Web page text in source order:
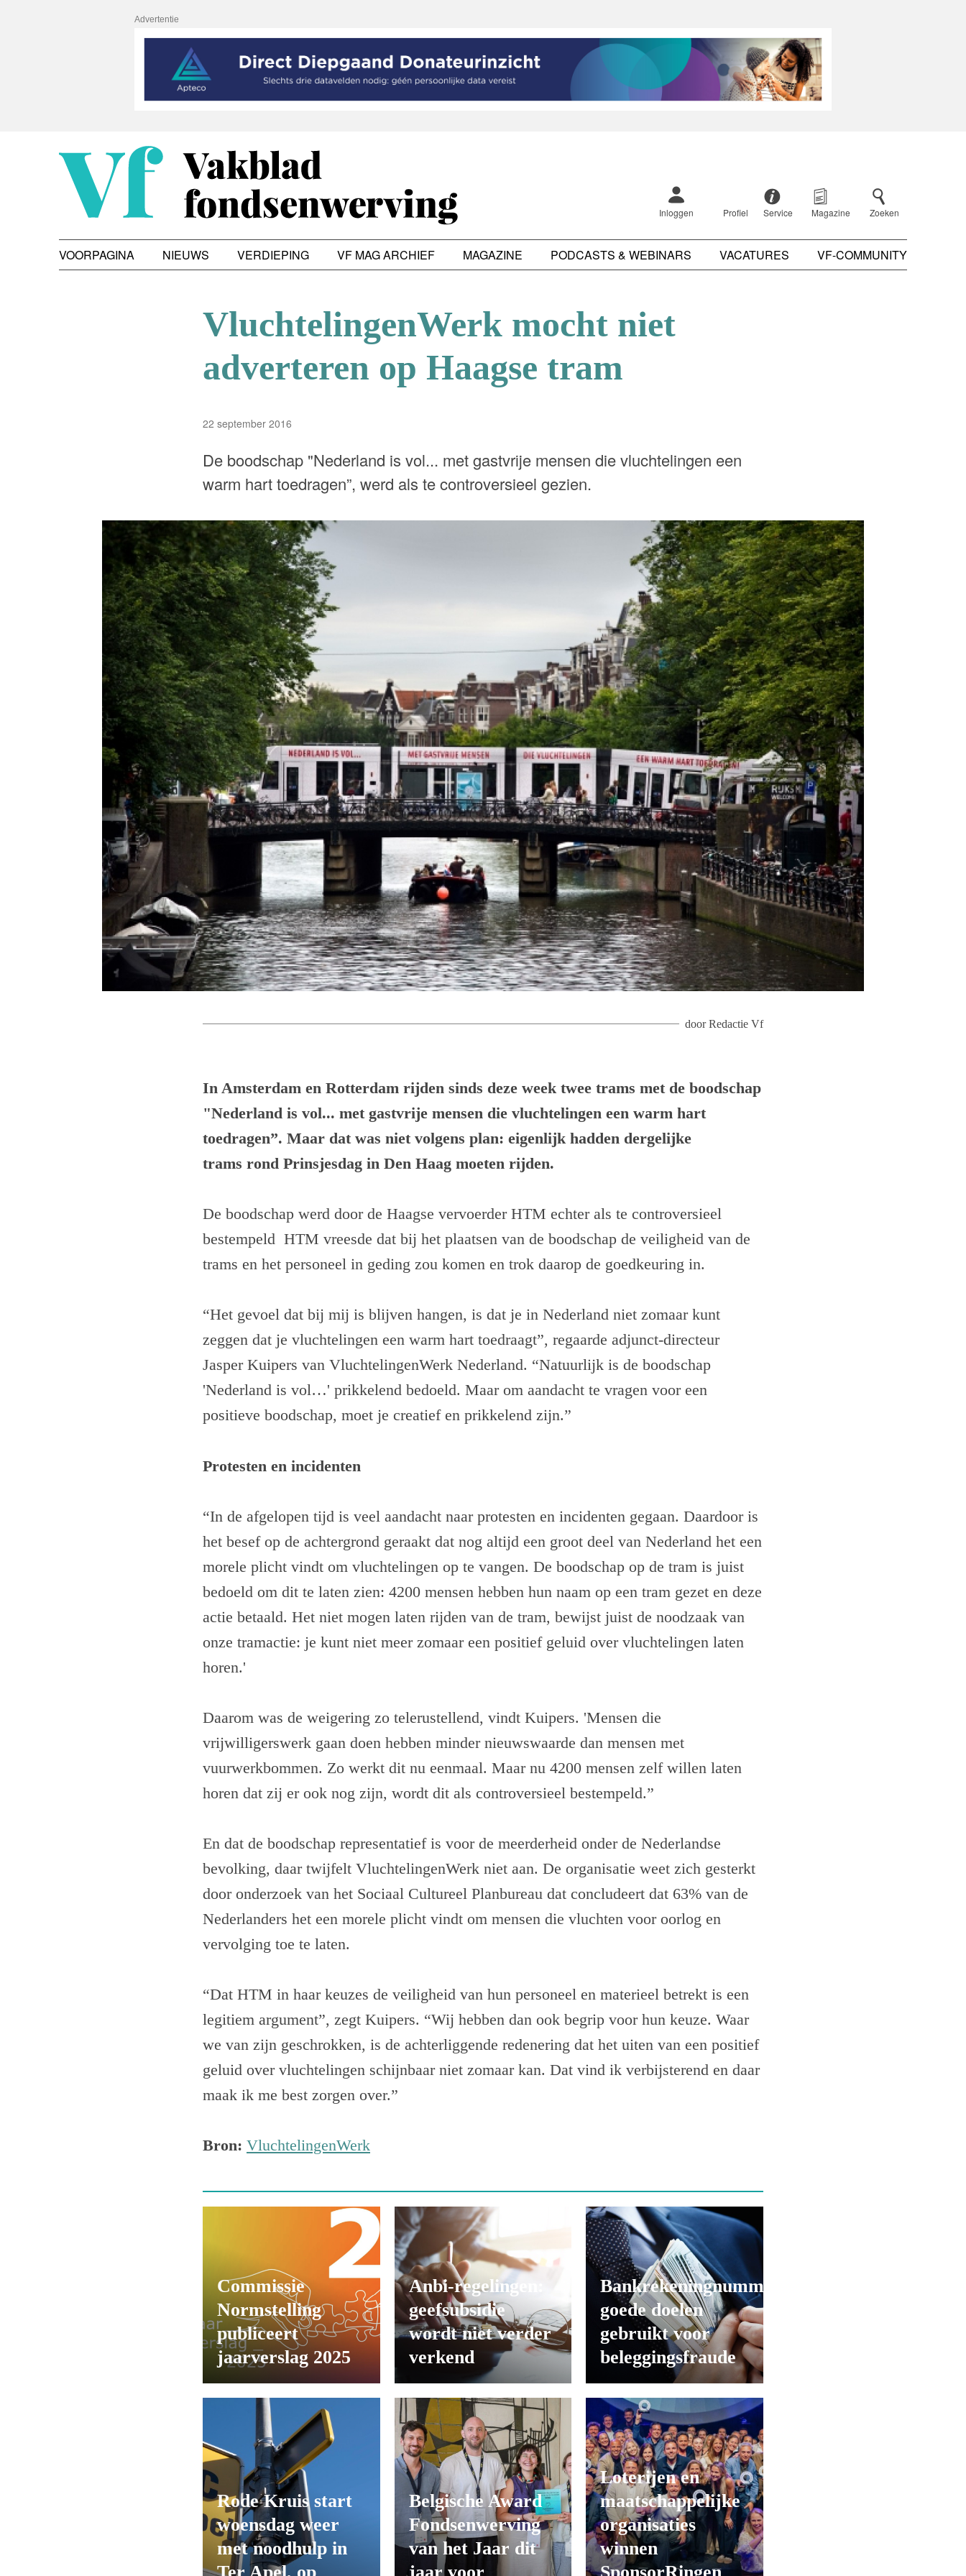
Advertentie
Inloggen Profiel Service Magazine Zoeken
VOORPAGINA NIEUWS VERDIEPING VF MAG ARCHIEF MAGAZINE PODCASTS & WEBINARS VACATURES VF-COMMUNITY
VluchtelingenWerk mocht niet
adverteren op Haagse tram
22 september 2016
De boodschap "Nederland is vol... met gastvrije mensen die vluchtelingen een
warm hart toedragen”, werd als te controversieel gezien.
doorRedactie Vf
In Amsterdam en Rotterdam rijden sinds deze week twee trams met de boodschap
"Nederland is vol... met gastvrije mensen die vluchtelingen een warm hart
toedragen”. Maar dat was niet volgens plan: eigenlijk hadden dergelijke
trams rond Prinsjesdag in Den Haag moeten rijden.
De boodschap werd door de Haagse vervoerder HTM echter als te controversieel
bestempeld HTM vreesde dat bij het plaatsen van de boodschap de veiligheid van de
trams en het personeel in geding zou komen en trok daarop de goedkeuring in.
“Het gevoel dat bij mij is blijven hangen, is dat je in Nederland niet zomaar kunt
zeggen dat je vluchtelingen een warm hart toedraagt”, regaarde adjunct-directeur
Jasper Kuipers van VluchtelingenWerk Nederland. “Natuurlijk is de boodschap
'Nederland is vol…' prikkelend bedoeld. Maar om aandacht te vragen voor een
positieve boodschap, moet je creatief en prikkelend zijn.”
Protesten en incidenten
“In de afgelopen tijd is veel aandacht naar protesten en incidenten gegaan. Daardoor is
het besef op de achtergrond geraakt dat nog altijd een groot deel van Nederland het een
morele plicht vindt om vluchtelingen op te vangen. De boodschap op de tram is juist
bedoeld om dit te laten zien: 4200 mensen hebben hun naam op een tram gezet en deze
actie betaald. Het niet mogen laten rijden van de tram, bewijst juist de noodzaak van
onze tramactie: je kunt niet meer zomaar een positief geluid over vluchtelingen laten
horen.'
Daarom was de weigering zo telerustellend, vindt Kuipers. 'Mensen die
vrijwilligerswerk gaan doen hebben minder nieuwswaarde dan mensen met
vuurwerkbommen. Zo werkt dit nu eenmaal. Maar nu 4200 mensen zelf willen laten
horen dat zij er ook nog zijn, wordt dit als controversieel bestempeld.”
En dat de boodschap representatief is voor de meerderheid onder de Nederlandse
bevolking, daar twijfelt VluchtelingenWerk niet aan. De organisatie weet zich gesterkt
door onderzoek van het Sociaal Cultureel Planbureau dat concludeert dat 63% van de
Nederlanders het een morele plicht vindt om mensen die vluchten voor oorlog en
vervolging toe te laten.
“Dat HTM in haar keuzes de veiligheid van hun personeel en materieel betrekt is een
legitiem argument”, zegt Kuipers. “Wij hebben dan ook begrip voor hun keuze. Waar
we van zijn geschrokken, is de achterliggende redenering dat het uiten van een positief
geluid over vluchtelingen schijnbaar niet zomaar kan. Dat vind ik verbijsterend en daar
maak ik me best zorgen over.”
Bron: VluchtelingenWerk
Commissie
Normstelling
publiceert
jaarverslag 2025
Anbi-regelingen:
geefsubsidie
wordt niet verder
verkend
Bankrekeningnummers
goede doelen
gebruikt voor
beleggingsfraude
Rode Kruis start
woensdag weer
met noodhulp in
Ter Apel, op
Belgische Award
Fondsenwerving
van het Jaar dit
jaar voor
Loterijen en
maatschappelijke
organisaties
winnen
SponsorRingen